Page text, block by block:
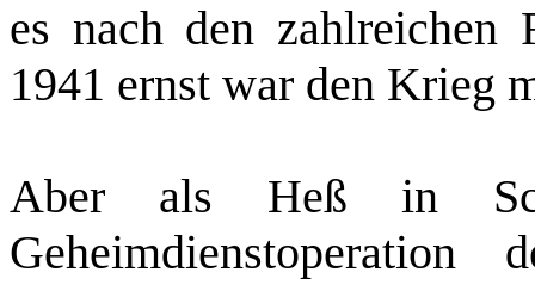
es nach den zahlreichen
1941 ernst war den Krieg
Aber als Heß in